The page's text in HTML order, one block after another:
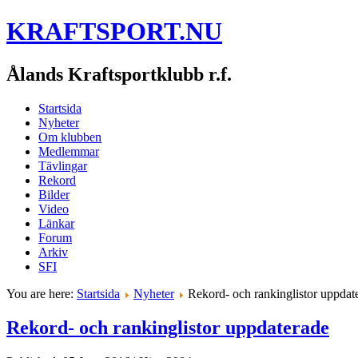
KRAFTSPORT.NU
Ålands Kraftsportklubb r.f.
Startsida
Nyheter
Om klubben
Medlemmar
Tävlingar
Rekord
Bilder
Video
Länkar
Forum
Arkiv
SFI
You are here: Startsida Nyheter Rekord- och rankinglistor
Rekord- och rankinglistor uppdaterade